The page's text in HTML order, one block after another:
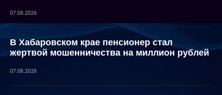
07.08.2026
В Хабаровском крае пенсионер стал
жертвой мошенничества на миллион рублей
07.08.2026